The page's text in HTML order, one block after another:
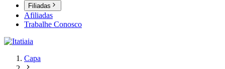
Filiadas
Afiliadas
Trabalhe Conosco
Capa